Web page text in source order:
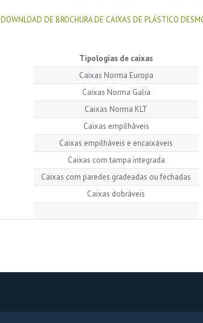
DOWNLOAD DE BROCHURA DE CAIXAS DE PLÁSTICO
Tipologias de caixas
Caixas Norma Europa
Caixas Norma Galia
Caixas Norma KLT
Caixas empilháveis
Caixas empilháveis e encaixáveis
Caixas com tampa integrada
Caixas com paredes gradeadas ou fechadas
Caixas dobráveis